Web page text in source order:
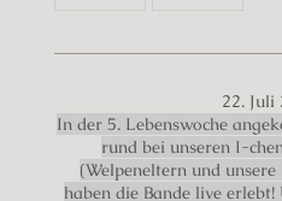
22. Juli
In der 5. Lebenswoche
rund bei unseren I-
(Welpeneltern und
haben die Bande live